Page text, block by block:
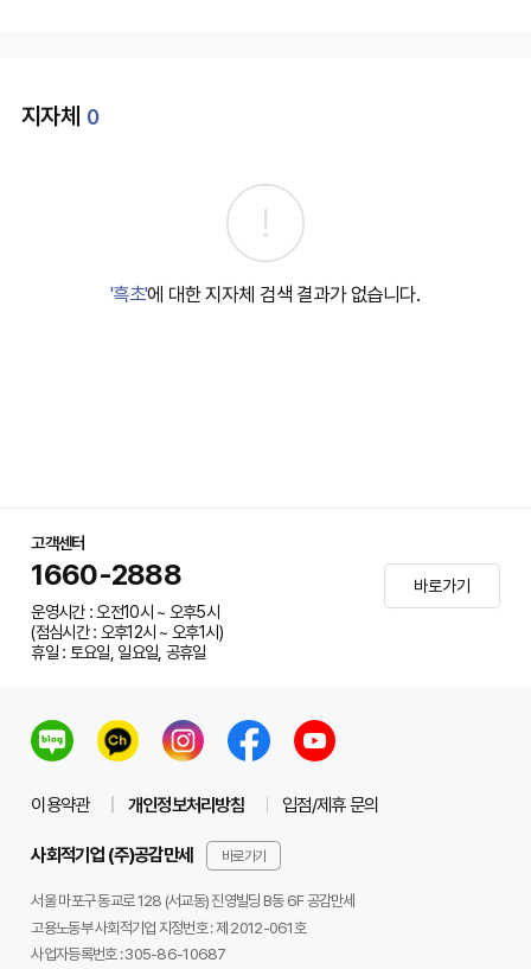
지자체 0
'흑초'에 대한 지자체 검색 결과가 없습니다.
고객센터
1660-2888
운영시간 : 오전10시 ~ 오후5시
(점심시간 : 오후12시 ~ 오후1시)
휴일 : 토요일, 일요일, 공휴일
바로가기
이용약관 개인정보처리방침 입점/제휴 문의
사회적기업 (주)공감만세 바로가기
서울 마포구 동교로 128 (서교동) 진영빌딩 B동 6F 공감만세
고용노동부 사회적기업 지정번호 : 제 2012-061호
사업자등록번호 :305-86-10687